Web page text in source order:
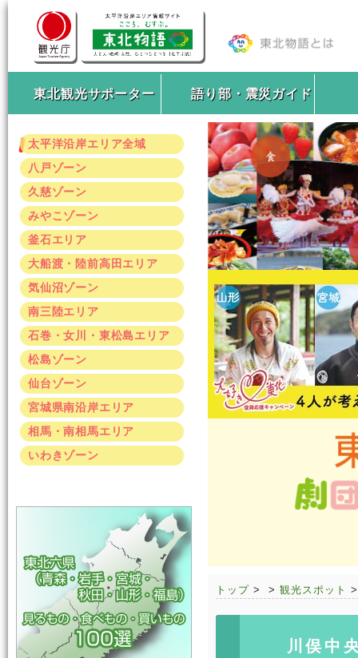
東北観光サポーター 語り部・震災ガイド
太平洋沿岸エリア全域
八戸ゾーン
久慈ゾーン
みやこゾーン
釜石エリア
大船渡・陸前高田エリア
気仙沼ゾーン
南三陸エリア
石巻・女川・東松島エリア
松島ゾーン
仙台ゾーン
宮城県南沿岸エリア
相馬・南相馬エリア
いわきゾーン
トップ > > 観光スポット
川俣中